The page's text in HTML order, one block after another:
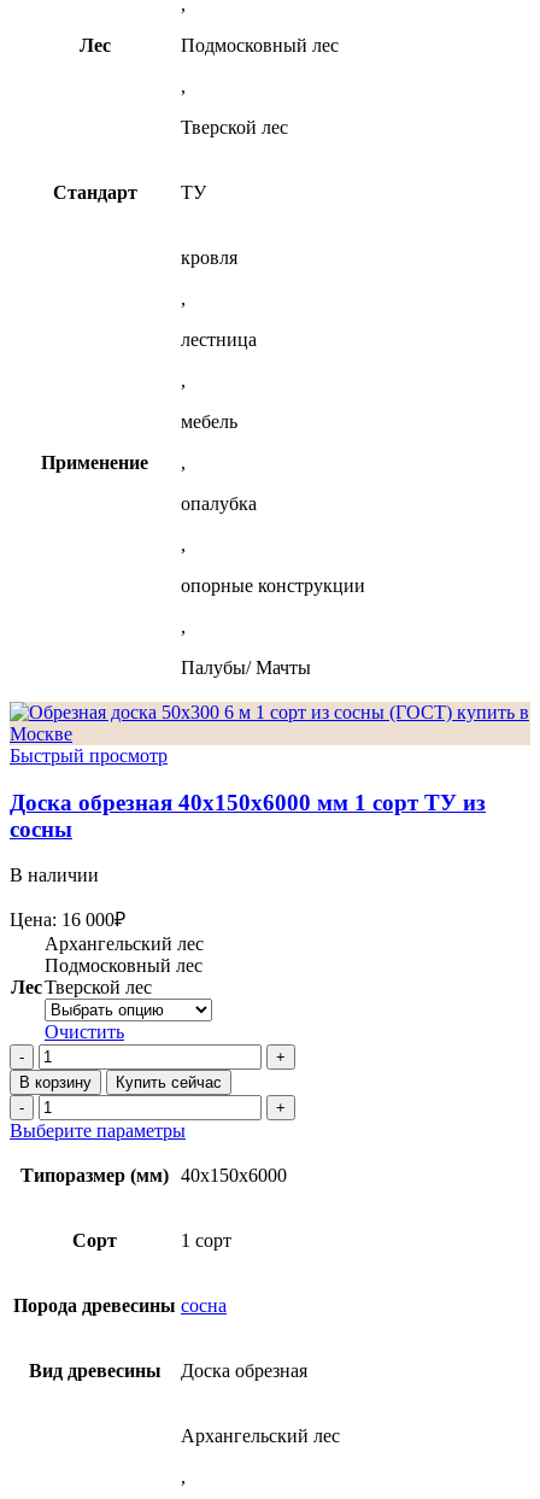
Лес
Подмосковный лес
,
Тверской лес
Стандарт ТУ
Применение
кровля
,
лестница
,
мебель
,
опалубка
,
опорные конструкции
,
Палубы/ Мачты
Быстрый просмотр
Доска обрезная 40х150х6000 мм 1 сорт ТУ из
сосны
В наличии
Цена: 16 000₽
Лес
Архангельский лес
Подмосковный лес
Тверской лес
Очистить
Количество
товара
Доска
обрезная
40х150х6000
1
В корзину Купить сейчас
Количество
товара
Доска
обрезная
40х150х6000
из
сосны
Выберите параметрыЭтот
имеет
Опции
на
Типоразмер (мм) 40x150x6000
Сорт 1 сорт
Порода древесины сосна
Вид древесины Доска обрезная
Архангельский лес
,